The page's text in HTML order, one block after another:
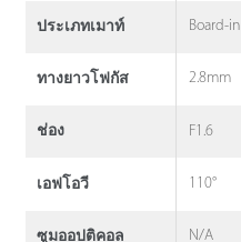
ประเภทเมาท์ Board-in
ทางยาวโฟกัส 2.8mm
ช่อง F1.6
เอฟโอวี 110°
ซูมออปติคอล N/A